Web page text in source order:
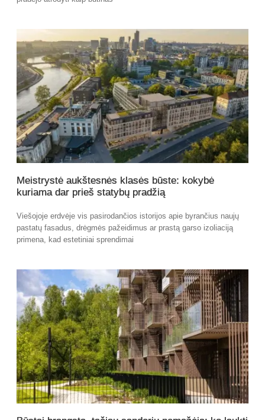
Meistrystė aukštesnės klasės būste: kokybė
kuriama dar prieš statybų pradžią
Viešojoje erdvėje vis pasirodančios istorijos apie byrančius naujų
pastatų fasadus, drėgmės pažeidimus ar prastą garso izoliaciją
primena, kad estetiniai sprendimai